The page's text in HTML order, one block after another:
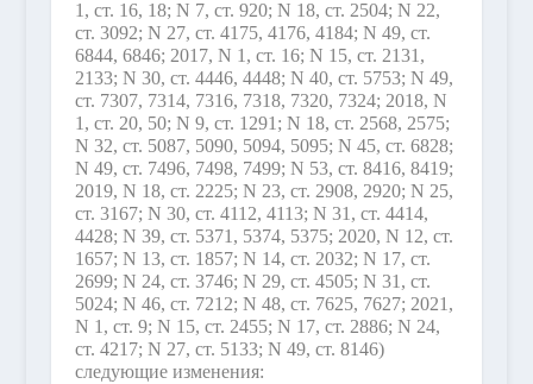
1, ст. 16, 18; N 7, ст. 920; N 18, ст. 2504; N 22,
ст. 3092; N 27, ст. 4175, 4176, 4184; N 49, ст.
6844, 6846; 2017, N 1, ст. 16; N 15, ст. 2131,
2133; N 30, ст. 4446, 4448; N 40, ст. 5753; N 49,
ст. 7307, 7314, 7316, 7318, 7320, 7324; 2018, N
1, ст. 20, 50; N 9, ст. 1291; N 18, ст. 2568, 2575;
N 32, ст. 5087, 5090, 5094, 5095; N 45, ст. 6828;
N 49, ст. 7496, 7498, 7499; N 53, ст. 8416, 8419;
2019, N 18, ст. 2225; N 23, ст. 2908, 2920; N 25,
ст. 3167; N 30, ст. 4112, 4113; N 31, ст. 4414,
4428; N 39, ст. 5371, 5374, 5375; 2020, N 12, ст.
1657; N 13, ст. 1857; N 14, ст. 2032; N 17, ст.
2699; N 24, ст. 3746; N 29, ст. 4505; N 31, ст.
5024; N 46, ст. 7212; N 48, ст. 7625, 7627; 2021,
N 1, ст. 9; N 15, ст. 2455; N 17, ст. 2886; N 24,
ст. 4217; N 27, ст. 5133; N 49, ст. 8146)
следующие изменения: